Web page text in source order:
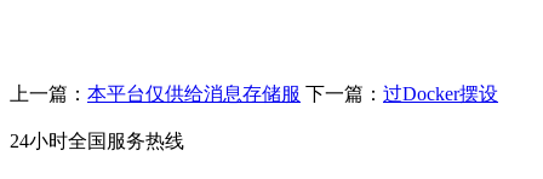
上一篇： 本平台仅供给消息存储服 下一篇： 过Docker摆设
24小时全国服务热线